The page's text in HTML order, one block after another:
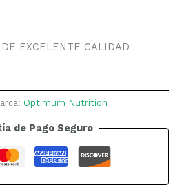
EXCELENTE CALIDAD
Optimum Nutrition
de Pago Seguro